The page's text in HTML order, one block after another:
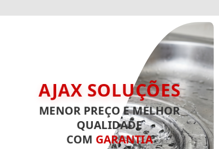
AJAX SOLUÇÕES
MENOR PREÇO E MELHOR
QUALIDADE
COM GARANTIA